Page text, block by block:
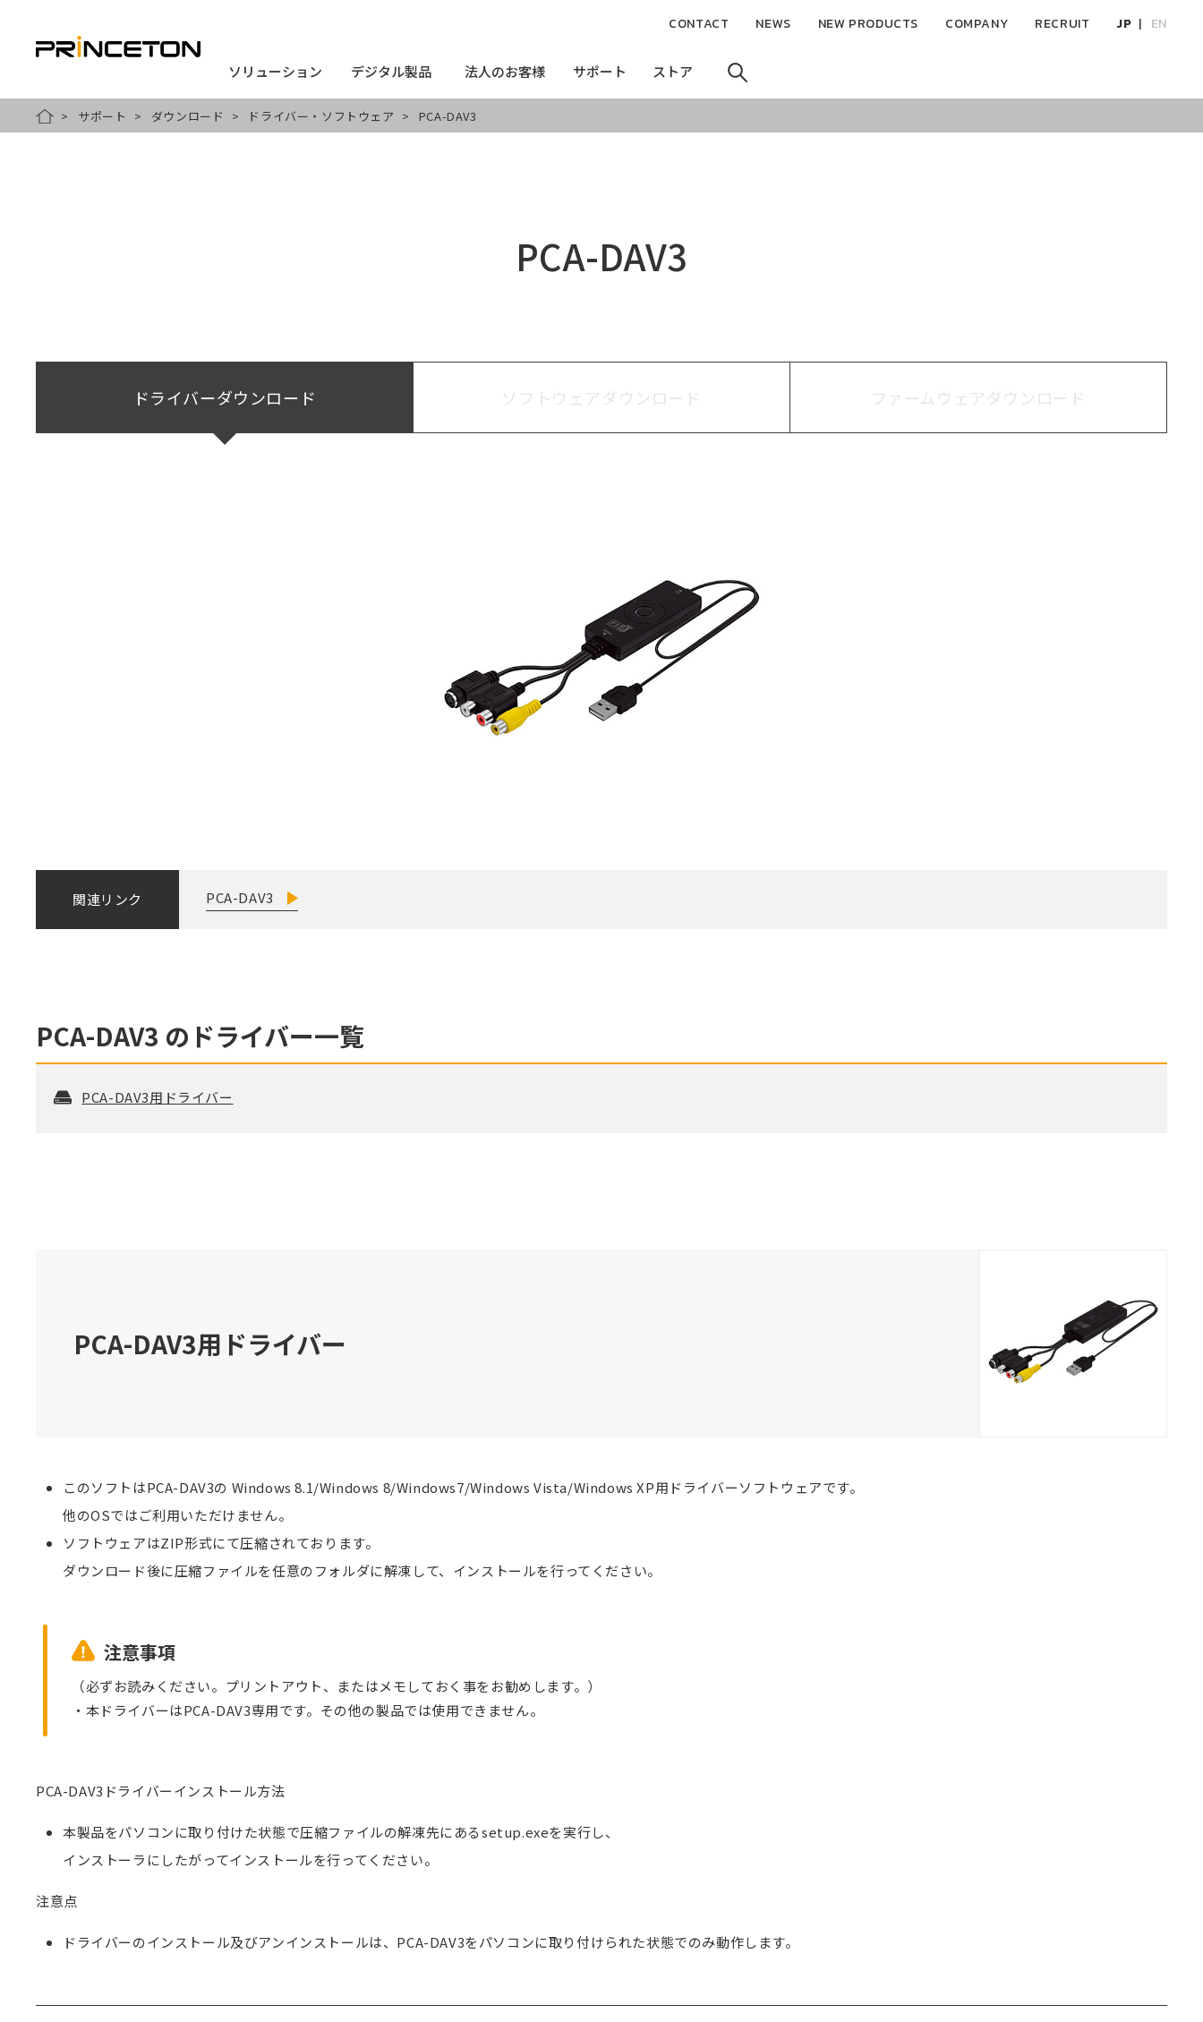
ソリューション
ソリューション デジタル製品
デジタル製品 法人のお客様
法人のお客様 サポート
サポート ストア
ストア
CONTACT NEWS NEW PRODUCTS COMPANY RECRUIT JP EN
HOMEサポート ダウンロード ドライバー・ソフトウェア PCA-DAV3
PCA-DAV3
ドライバーダウンロード ソフトウェアダウンロード ファームウェアダウンロード
関連リンク PCA-DAV3
PCA-DAV3 のドライバー一覧
PCA-DAV3用ドライバー
PCA-DAV3用ドライバー
このソフトはPCA-DAV3の Windows 8.1/Windows 8/Windows7/Windows Vista/Windows XP用ドライバーソフトウェアです。
他のOSではご利用いただけません。
ソフトウェアはZIP形式にて圧縮されております。
ダウンロード後に圧縮ファイルを任意のフォルダに解凍して、インストールを行ってください。
注意事項
（必ずお読みください。プリントアウト、またはメモしておく事をお勧めします。）
・本ドライバーはPCA-DAV3専用です。その他の製品では使用できません。
PCA-DAV3ドライバーインストール方法
本製品をパソコンに取り付けた状態で圧縮ファイルの解凍先にあるsetup.exeを実行し、
インストーラにしたがってインストールを行ってください。
注意点
ドライバーのインストール及びアンインストールは、PCA-DAV3をパソコンに取り付けられた状態でのみ動作します。